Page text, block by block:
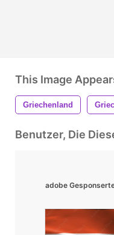
This Image
Griechenland
Benutzer, Die
adobe